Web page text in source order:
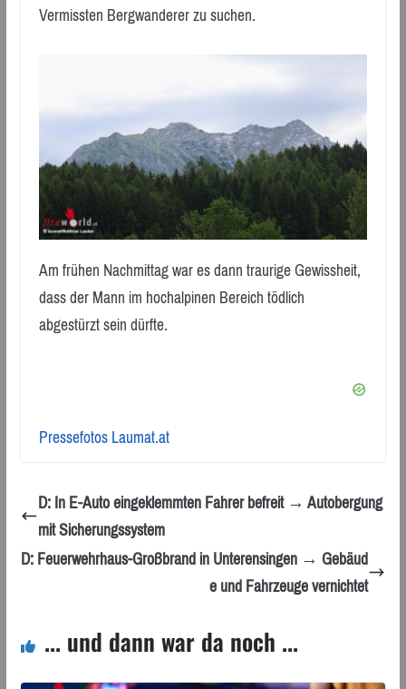
Vermissten Bergwanderer zu suchen.
Am frühen Nachmittag war es dann traurige Gewissheit,
dass der Mann im hochalpinen Bereich tödlich
abgestürzt sein dürfte.
Pressefotos Laumat.at
D: In E-Auto eingeklemmten Fahrer befreit → Autobergung
mit Sicherungssystem
D: Feuerwehrhaus-Großbrand in Unterensingen → Gebäud
e und Fahrzeuge vernichtet
... und dann war da noch ...